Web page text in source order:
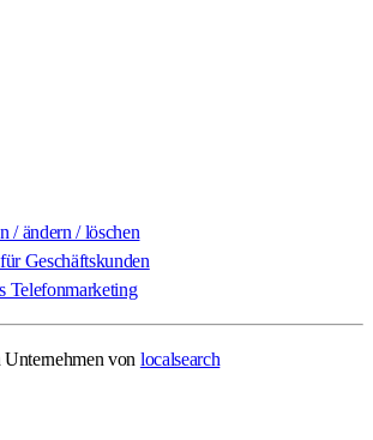
/ ändern / löschen
Geschäftskunden
Telefonmarketing
von localsearch